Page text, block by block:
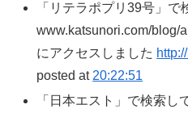
「リテラポプリ39号」で
www.katsunori.com/blog/
にアクセスしました
posted at 20:22:51
「日本エスト」で検索し